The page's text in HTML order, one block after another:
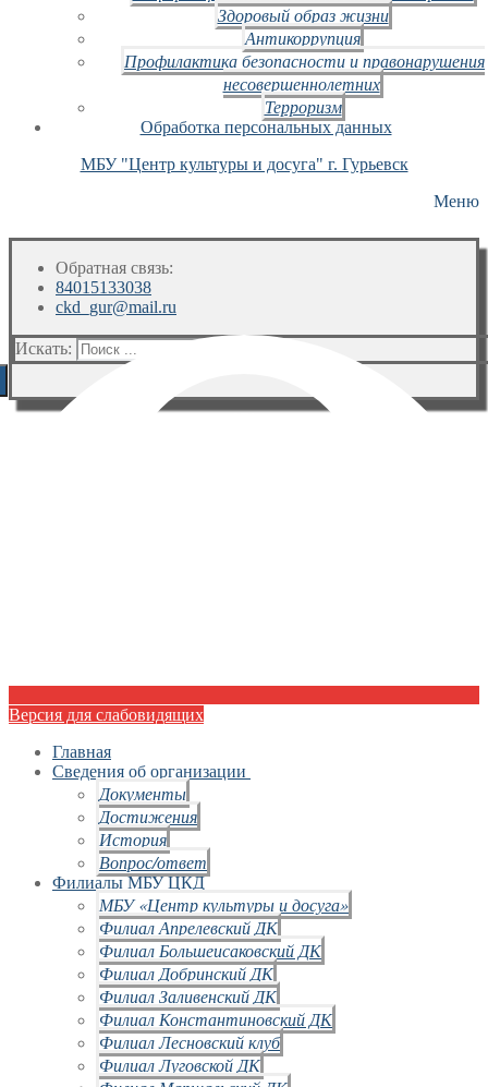
Здоровый образ жизни
Антикоррупция
Профилактика безопасности и правонарушения
несовершеннолетних
Терроризм
Обработка персональных данных
МБУ "Центр культуры и досуга" г. Гурьевск
Меню
Обратная связь:
84015133038
ckd_gur@mail.ru
Искать:
Версия для слабовидящих
Главная
Сведения об организации
Документы
Достижения
История
Вопрос/ответ
Филиалы МБУ ЦКД
МБУ «Центр культуры и досуга»
Филиал Апрелевский ДК
Филиал Большеисаковский ДК
Филиал Добринский ДК
Филиал Заливенский ДК
Филиал Константиновский ДК
Филиал Лесновский клуб
Филиал Луговской ДК